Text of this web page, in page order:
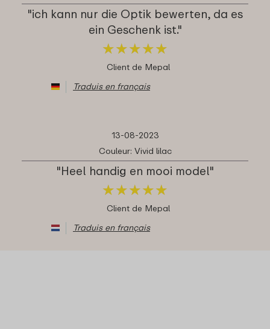
"ich kann nur die Optik bewerten, da es
ein Geschenk ist."
★★★★★
★★★★★
Client de Mepal
Traduis en français
13-08-2023
Couleur: Vivid lilac
"Heel handig en mooi model"
★★★★★
★★★★★
Client de Mepal
Traduis en français